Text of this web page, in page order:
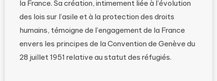
la France. Sa création, intimement liée à l’évolution
des lois sur l’asile et à la protection des droits
humains, témoigne de l’engagement de la France
envers les principes de la Convention de Genève du
28 juillet 1951 relative au statut des réfugiés.